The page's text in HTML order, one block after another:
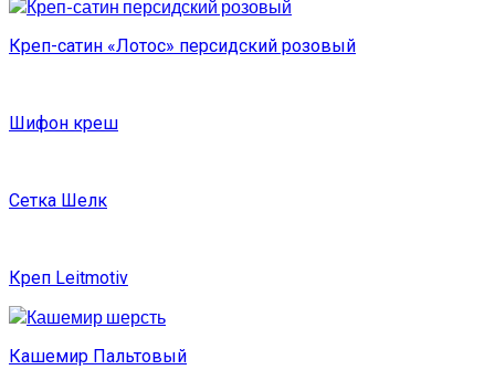
Креп-сатин «Лотос» персидский розовый
Шифон креш
Сетка Шелк
Креп Leitmotiv
Кашемир Пальтовый